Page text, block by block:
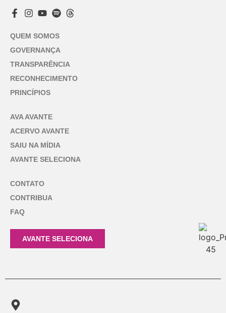
QUEM SOMOS
GOVERNANÇA
TRANSPARÊNCIA
RECONHECIMENTO
PRINCÍPIOS
AVA AVANTE
ACERVO AVANTE
SAIU NA MÍDIA
AVANTE SELECIONA
CONTATO
CONTRIBUA
FAQ
AVANTE SELECIONA